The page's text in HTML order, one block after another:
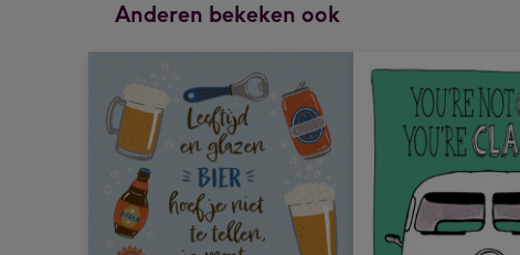
Anderen bekeken ook